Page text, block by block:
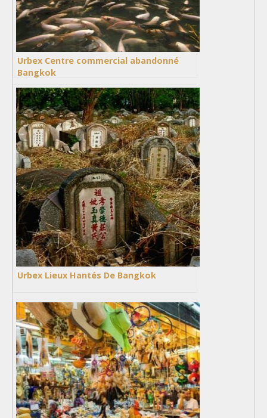
Urbex Centre commercial abandonné
Bangkok
Urbex Lieux Hantés De Bangkok